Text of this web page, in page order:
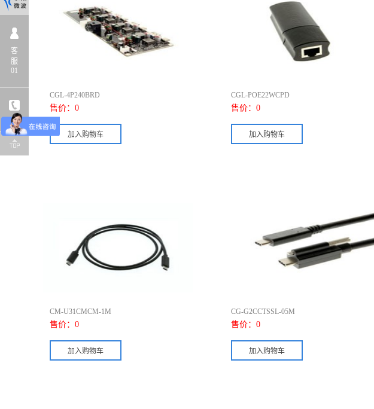
CGL-4P240BRD
售价： 0
CGL-POE22WCPD
售价： 0
CM-U31CMCM-1M
售价： 0
CG-G2CCTSSL-05M
售价： 0
客
服
01